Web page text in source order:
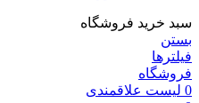
سبد خرید فروشگاه
بستن
فیلترها
فروشگاه
0 لیست علاقمندی